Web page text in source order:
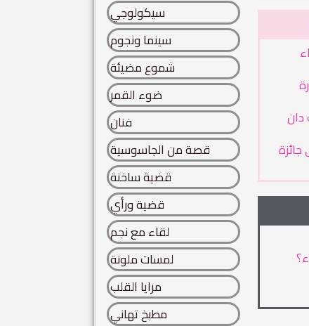
سيكولوجي
سينما ونجوم
شموع مضيئة
ضوء القمر
فنان
قصة من الجاسوسية
قضية ساخنة
قضية ورأي
لقاء مع نجم
لمسات ملونة
مرايا القلب
مطبخ تهاني